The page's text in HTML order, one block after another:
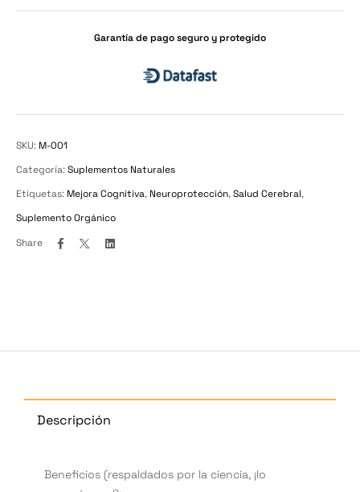
Garantía de pago seguro y protegido
SKU: M-001
Categoría:Suplementos Naturales
Etiquetas: Mejora Cognitiva, Neuroprotección,Salud Cerebral,
Suplemento Orgánico
Share
Facebook
TwitterLinkedin
Descripción
Beneficios (respaldados por la ciencia, ¡lo